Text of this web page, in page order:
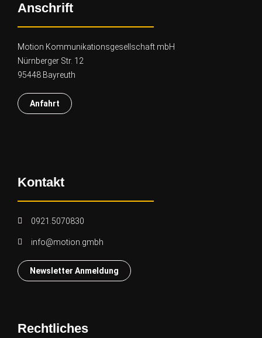
Anschrift
Motion Kommunikationsgesellschaft mbH
Nürnberger Str. 12
95448 Bayreuth
Anfahrt
Kontakt
0921.5070830
info@motion.gmbh
Newsletter Anmeldung
Rechtliches